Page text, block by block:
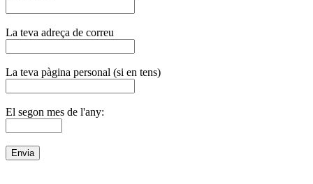
La teva adreça de correu
La teva pàgina personal (si en tens)
El segon mes de l'any: